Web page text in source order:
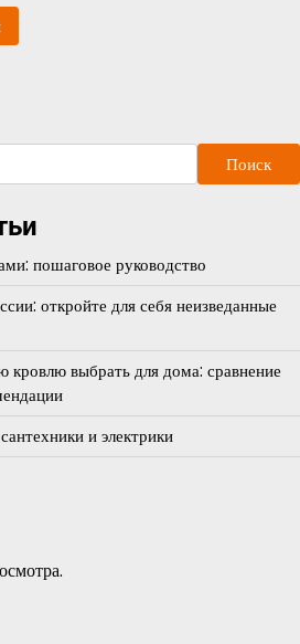
Поиск
пошаговое руководство
откройте для себя неизведанные
выбрать для дома: сравнение
и электрики